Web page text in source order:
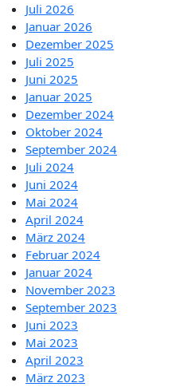
Juli 2026
Januar 2026
Dezember 2025
Juli 2025
Juni 2025
Januar 2025
Dezember 2024
Oktober 2024
September 2024
Juli 2024
Juni 2024
Mai 2024
April 2024
März 2024
Februar 2024
Januar 2024
November 2023
September 2023
Juni 2023
Mai 2023
April 2023
März 2023